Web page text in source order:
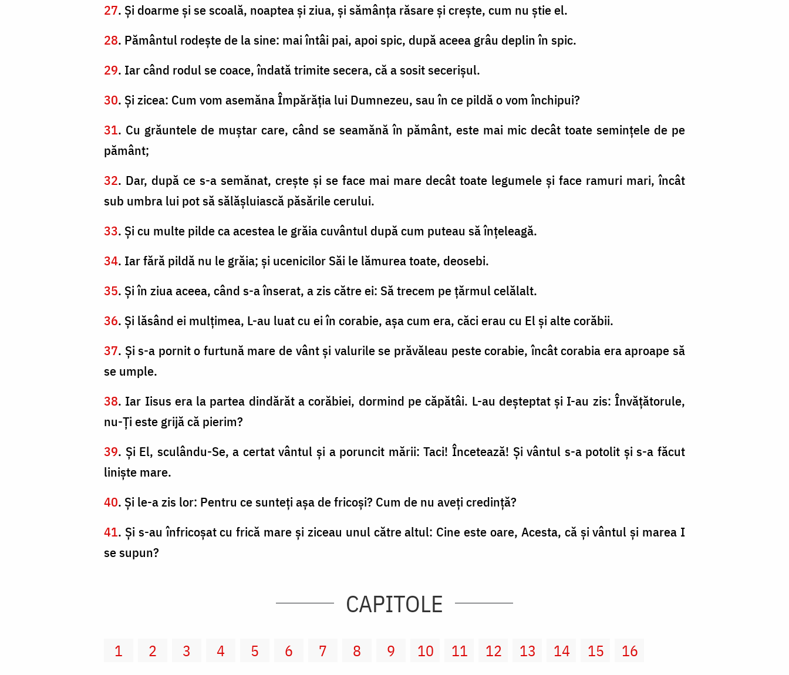
27. Şi doarme şi se scoală, noaptea şi ziua, şi sămânţa răsare şi creşte, cum nu ştie el.
28. Pământul rodeşte de la sine: mai întâi pai, apoi spic, după aceea grâu deplin în spic.
29. Iar când rodul se coace, îndată trimite secera, că a sosit secerişul.
30. Şi zicea: Cum vom asemăna Împărăţia lui Dumnezeu, sau în ce pildă o vom închipui?
31. Cu grăuntele de muştar care, când se seamănă în pământ, este mai mic decât toate seminţele de pe
pământ;
32. Dar, după ce s-a semănat, creşte şi se face mai mare decât toate legumele şi face ramuri mari, încât
sub umbra lui pot să sălăşluiască păsările cerului.
33. Şi cu multe pilde ca acestea le grăia cuvântul după cum puteau să înţeleagă.
34. Iar fără pildă nu le grăia; şi ucenicilor Săi le lămurea toate, deosebi.
35. Şi în ziua aceea, când s-a înserat, a zis către ei: Să trecem pe ţărmul celălalt.
36. Şi lăsând ei mulţimea, L-au luat cu ei în corabie, aşa cum era, căci erau cu El şi alte corăbii.
37. Şi s-a pornit o furtună mare de vânt şi valurile se prăvăleau peste corabie, încât corabia era aproape să
se umple.
38. Iar Iisus era la partea dindărăt a corăbiei, dormind pe căpătâi. L-au deşteptat şi I-au zis: Învăţătorule,
nu-Ţi este grijă că pierim?
39. Şi El, sculându-Se, a certat vântul şi a poruncit mării: Taci! Încetează! Şi vântul s-a potolit şi s-a făcut
linişte mare.
40. Şi le-a zis lor: Pentru ce sunteţi aşa de fricoşi? Cum de nu aveţi credinţă?
41. Şi s-au înfricoşat cu frică mare şi ziceau unul către altul: Cine este oare, Acesta, că şi vântul şi marea I
se supun?
CAPITOLE
1 2 3 4 5 6 7 8 9 10 11 12 13 14 15 16